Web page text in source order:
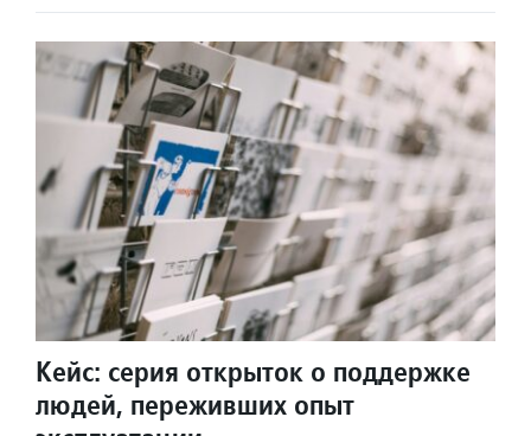
Кейс: серия открыток о поддержке
людей, переживших опыт